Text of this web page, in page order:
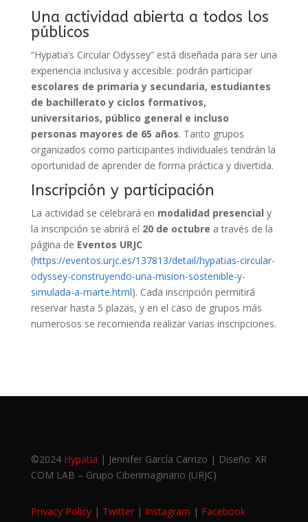
Una actividad abierta a todos los
públicos
“Hypatia’s Circular Odyssey” está diseñada para ser una
experiencia inclusiva y accesible: podrán participar
escolares de primaria y secundaria, estudiantes
de bachillerato y ciclos formativos,
universitarios, público general e incluso
personas mayores de 65 años. Tanto grupos
organizados como participantes individuales tendrán la
oportunidad de aprender de forma práctica y divertida.
Inscripción y participación
La actividad se celebrará en modalidad presencial y
la inscripción se abrirá el 20 de octubre a través de la
página de Eventos URJC
(https://eventos.urjc.es/137813/detail/hypatias-circular-
odyssey-construyendo-una-mision-sostenible-y-
simulada-a-marte.html). Cada inscripción permitirá
reservar hasta 5 plazas, y en el caso de grupos más
numerosos se recomienda realizar varias inscripciones.
©2024 Hypatia | Jennifer García Carrizo | Diseño: XR
COM LAB – Grupo Ciberimaginario (URJC)
Privacy Policy| Twitter| Instagram | Facebook